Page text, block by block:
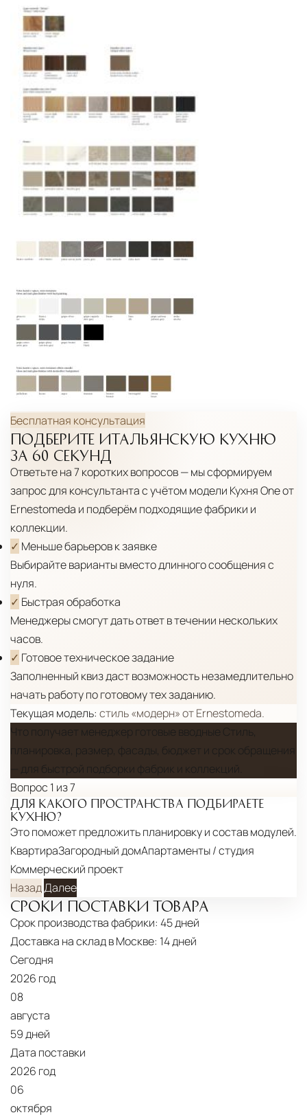
выбрать дополнительное страхование для
критичных партий товара.
Бесплатная консультация
ПОДБЕРИТЕ ИТАЛЬЯНСКУЮ КУХНЮ
ЗА 60 СЕКУНД
Ответьте на 7 коротких вопросов — мы сформируем
запрос для консультанта с учётом модели Кухня One от
Ernestomeda и подберём подходящие фабрики и
коллекции.
✓ Меньше барьеров к заявке
Выбирайте варианты вместо длинного сообщения с
нуля.
✓ Быстрая обработка
Менеджеры смогут дать ответ в течении нескольких
часов.
✓ Готовое техническое задание
Заполненный квиз даст возможность незамедлительно
начать работу по готовому тех заданию.
Текущая модель: стиль «модерн» от Ernestomeda.
Что получает менеджер готовые вводные Стиль,
планировка, размер, фасады, бюджет и срок обращения
— для быстрой подборки фабрик и коллекций.
Вопрос 1 из 7
ДЛЯ КАКОГО ПРОСТРАНСТВА ПОДБИРАЕТЕ
КУХНЮ?
Это поможет предложить планировку и состав модулей.
КвартираЗагородный домАпартаменты / студия
Коммерческий проект
НазадДалее
СРОКИ ПОСТАВКИ ТОВАРА
Срок производства фабрики: 45 дней
Доставка на склад в Москве: 14 дней
Сегодня
2026 год
08
августа
59 дней
Дата поставки
2026 год
06
октября